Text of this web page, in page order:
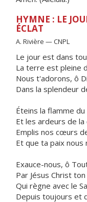
HYMNE : LE
ÉCLAT
A. Rivière — CNPL
Le jour est dans
La terre est pleine
Nous t'adorons, ô
Dans la splendeur
Éteins la flamme du
Et les ardeurs de la
Emplis nos cœurs
Et que ta paix nous
Exauce-nous, ô
Par Jésus Christ
Qui règne avec le
Depuis toujours et